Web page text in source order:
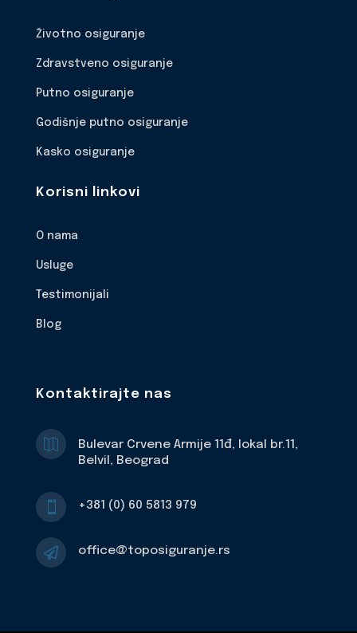
Životno osiguranje
Zdravstveno osiguranje
Putno osiguranje
Godišnje putno osiguranje
Kasko osiguranje
Korisni linkovi
O nama
Usluge
Testimonijali
Blog
Kontaktirajte nas

Bulevar Crvene Armije 11đ, lokal br.11,
Belvil, Beograd
 +381 (0) 60 5813 979
 office@toposiguranje.rs